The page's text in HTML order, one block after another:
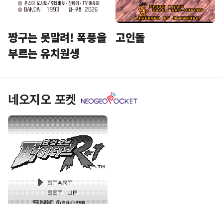
짱구는 못말려! 폭풍을
부르는 유치원생
고인돌
네오지오 포켓